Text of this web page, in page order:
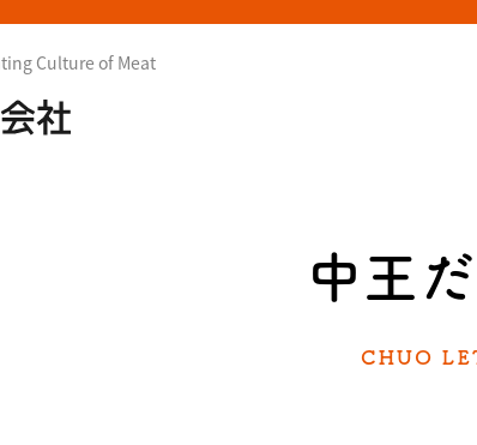
Culture of Meat
中王
CHUO